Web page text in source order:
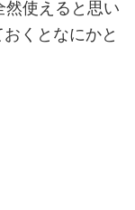
然使えると思い
くとなにかと